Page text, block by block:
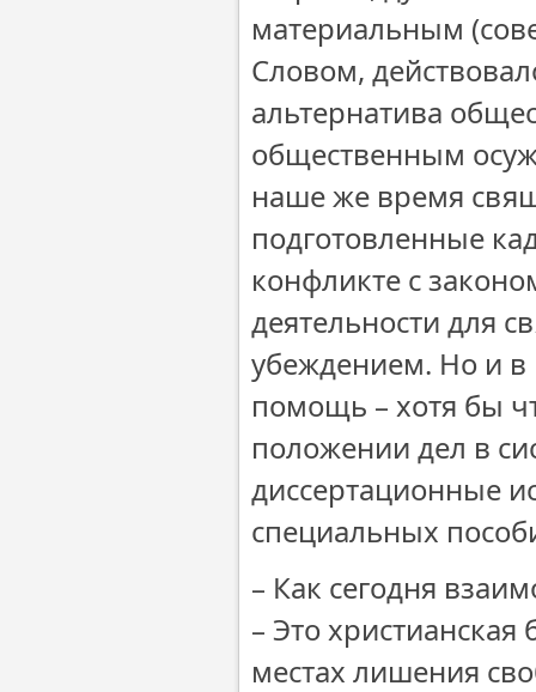
материальным
Словом,
альтернатива
общественным
наше же время
подготовленные
конфликте с
деятельности для
убеждением. Но и в
помощь – хотя бы
положении дел в
диссертационные
специальных
– Как сегодня
– Это
местах лишения